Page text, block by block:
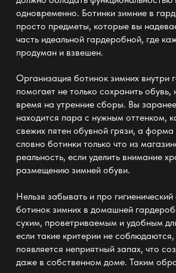
одновременно. Ботинки зимние в
просто предметы, которые вы
часть идеальной гардеробной, где
продуман и взвешен.
Организация ботинок зимних внутри
помогает не только сохранить обувь,
время на утренние сборы. Вы
находится пара с нужным оттенком,
свежих пятен обувной грязи, а
словно ботинки только что из
реальность, если уделить внимание
размещению зимней обуви.
Нельзя забывать и про
ботинок зимних в домашней
сухим, проветриваемым и удобным
если такие критерии не
появляется неприятный запах, что
даже в собственном доме. Таким